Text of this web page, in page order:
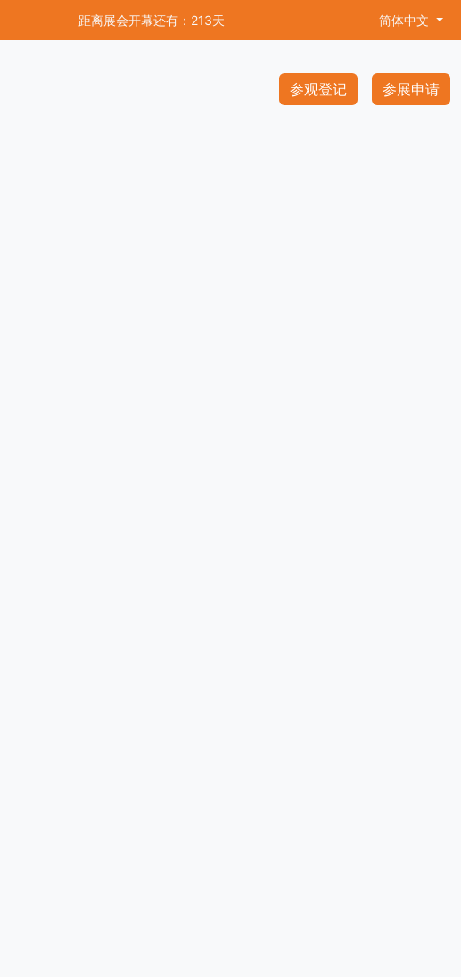
距离展会开幕还有：213天 简体中文
参观登记 参展申请